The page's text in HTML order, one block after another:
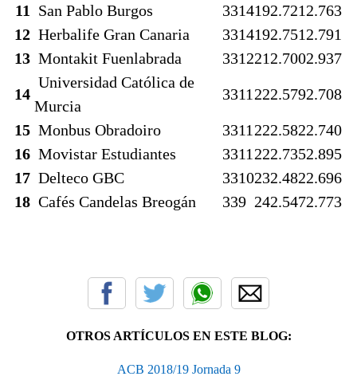
11
San Pablo Burgos 3314192.7212.763
12 Herbalife Gran Canaria 3314192.7512.791
13 Montakit Fuenlabrada 3312212.7002.937
14
Universidad Católica de
Murcia
3311 222.5792.708
15 Monbus Obradoiro 3311 222.5822.740
16 Movistar Estudiantes 3311 222.7352.895
17 Delteco GBC 3310232.4822.696
18 Cafés Candelas Breogán 339 242.5472.773
OTROS ARTÍCULOS EN ESTE BLOG:
ACB 2018/19 Jornada 9